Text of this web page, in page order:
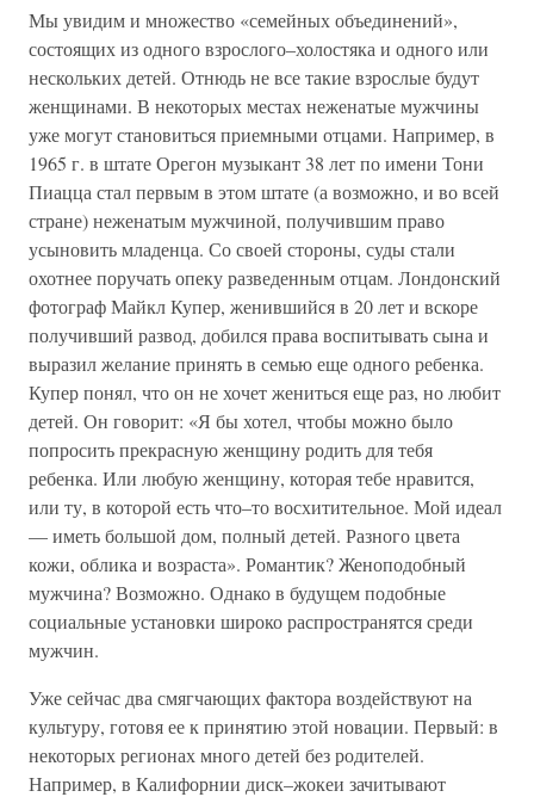
Мы увидим и множество «семейных объединений»,
состоящих из одного взрослого–холостяка и одного или
нескольких детей. Отнюдь не все такие взрослые будут
женщинами. В некоторых местах неженатые мужчины
уже могут становиться приемными отцами. Например, в
1965 г. в штате Орегон музыкант 38 лет по имени Тони
Пиацца стал первым в этом штате (а возможно, и во всей
стране) неженатым мужчиной, получившим право
усыновить младенца. Со своей стороны, суды стали
охотнее поручать опеку разведенным отцам. Лондонский
фотограф Майкл Купер, женившийся в 20 лет и вскоре
получивший развод, добился права воспитывать сына и
выразил желание принять в семью еще одного ребенка.
Купер понял, что он не хочет жениться еще раз, но любит
детей. Он говорит: «Я бы хотел, чтобы можно было
попросить прекрасную женщину родить для тебя
ребенка. Или любую женщину, которая тебе нравится,
или ту, в которой есть что–то восхитительное. Мой идеал
— иметь большой дом, полный детей. Разного цвета
кожи, облика и возраста». Романтик? Женоподобный
мужчина? Возможно. Однако в будущем подобные
социальные установки широко распространятся среди
мужчин.
Уже сейчас два смягчающих фактора воздействуют на
культуру, готовя ее к принятию этой новации. Первый: в
некоторых регионах много детей без родителей.
Например, в Калифорнии диск–жокеи зачитывают